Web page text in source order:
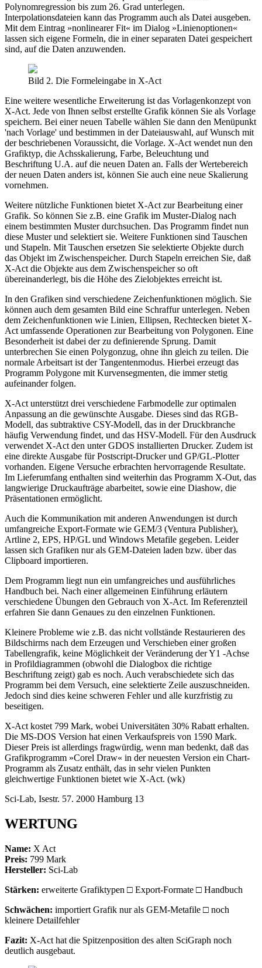
Polynomregression bis zum 26. Grad unterlegen.
Interpolationsdateien kann das Programm auch als Datei ausgeben.
Mit dem Eintrag »nonlinearer Fit« im Dialog »Linienoptionen«
lassen sich eigene Formeln, die in einer separaten Datei gespeichert
sind, auf die Daten anzuwenden.
Bild 2. Die Formeleingabe in X-Act
Eine weitere wesentliche Erweiterung ist das Vorlagenkonzept von
X-Act. Jede von Ihnen selbst erstellte Grafik können Sie als Vorlage
speichern. Bei einer neuen Tabelle wählen Sie dann den Menüpunkt
'nach Vorlage' und bestimmen in der Dateiauswahl, auf Wunsch mit
der beschriebenen Voraussicht, die Vorlage. X-Act wendet nun den
Grafiktyp, die Achsskalierung, Farbe, Beleuchtung und
Beschriftung U.A. auf die neuen Daten an. Falls der Wertebereich
der neuen Daten anders ist, können Sie auch eine neue Skalierung
vornehmen.
Weitere nützliche Funktionen bietet X-Act zur Bearbeitung einer
Grafik. So können Sie z.B. eine Grafik im Muster-Dialog nach
einem bestimmten Muster durchsuchen. Das Programm findet nun
diese Muster und selektiert sie. Weitere Funktionen sind Tauschen
und Stapeln. Mit Tauschen ersetzen Sie selektierte Objekte durch
das Objekt im Zwischenspeicher. Durch Stapeln erreichen Sie, daß
X-Act die Objekte aus dem Zwischenspeicher so oft
übereinanderlegt, bis die Höhe des Zielobjektes erreicht ist.
In den Grafiken sind verschiedene Zeichenfunktionen möglich. Sie
können auch dem gesamten Bild eine Schraffur unterlegen. Neben
dem Zeichenfunktionen wie Linien, Ellipsen, Rechtecken bietet X-
Act umfassende Operationen zur Bearbeitung von Polygonen. Eine
Besonderheit ist dabei der zu definierende Sprung. Damit
unterbrechen Sie einen Polygonzug, ohne ihn gleich zu teilen. Die
normale Arbeitsart ist der Tangentenmodus. Hierbei erzeugt das
Programm Polygone mit Kurvensegmenten, die immer stetig
aufeinander folgen.
X-Act unterstützt drei verschiedene Farbmodelle zur optimalen
Anpassung an die gewünschte Ausgabe. Dieses sind das RGB-
Modell, das subtraktive CSY-Modell, das in der Druckbranche
häufig Verwendung findet, und das HSV-Modell. Für den Ausdruck
verwendet X-Act den unter GDOS installierten Drucker. Zudem ist
eine direkte Ausgabe für Postscript-Drucker und GP/GL-Plotter
vorhanden. Eigene Versuche erbrachten hervorragende Resultate.
Im Lieferumfang enthalten sind weiterhin das Programm X-Out, das
langwierige Druckaufträge abarbeitet, sowie eine Diashow, die
Präsentationen ermöglicht.
Auch die Kommunikation mit anderen Anwendungen ist durch
umfangreiche Export-Formate wie GEM/3 (Ventura Publisher),
Artline 2, EPS, HP/GL und Windows Metafile gegeben. Leider
lassen sich Grafiken nur als GEM-Dateien laden bzw. über das
Clipboard importieren.
Dem Programm liegt nun ein umfangreiches und ausführliches
Handbuch bei. Nach einer allgemeinen Einführung erläutern
verschiedene Übungen den Gebrauch von X-Act. Im Referenzteil
erfahren Sie dann Genaues zu den einzelnen Funktionen.
Kleinere Probleme wie z.B. das nicht vollstände Restaurieren des
Bildschirms nach dem Erzeugen und Verschieben einer großen
Tabellengrafik, keine Möglichkeit der Veränderung der Y1 -Achse
in Profildiagrammen (obwohl die Dialogbox die richtige
Beschriftung zeigt) gab es noch. Auch verabschiedete sich das
Programm bei dem Versuch, eine selektierte Zeile auszuschneiden.
Jedoch sind dies keine schweren Fehler und alle kurzfristig zu
beseitigen.
X-Act kostet 799 Mark, wobei Universitäten 30% Rabatt erhalten.
Die MS-DOS Version hat einen Verkaufspreis von 1590 Mark.
Dieser Preis ist allerdings fragwürdig, wenn man bedenkt, daß das
Grafikprogramm »Corel Draw« in der neuesten Version ein Chart-
Programm als Zusatz enthält, das in sehr vielen Punkten
gleichwertige Funktionen bietet wie X-Act. (wk)
Sci-Lab, Isestr. 57. 2000 Hamburg 13
WERTUNG
Name: X Act
Preis: 799 Mark
Hersteller: Sci-Lab
Stärken: erweiterte Grafiktypen □ Export-Formate □ Handbuch
Schwächen: importiert Grafik nur als GEM-Metafile □ noch
kleinere Detailfehler
Fazit: X-Act hat die Spitzenposition des alten SciGraph noch
deutlich ausgebaut.